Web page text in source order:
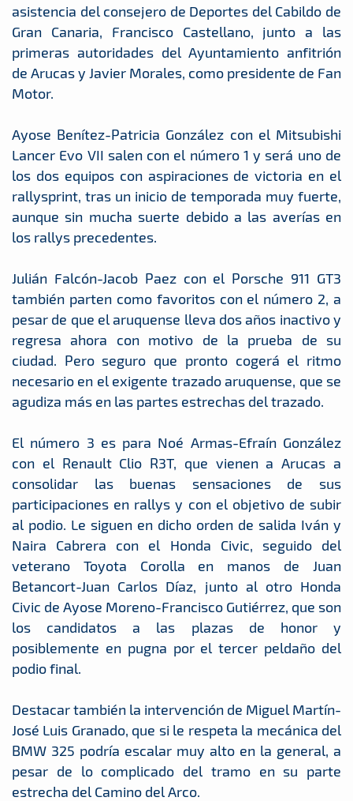
asistencia del consejero de Deportes del Cabildo de
Gran Canaria, Francisco Castellano, junto a las
primeras autoridades del Ayuntamiento anfitrión
de Arucas y Javier Morales, como presidente de Fan
Motor.
Ayose Benítez-Patricia González con el Mitsubishi
Lancer Evo VII salen con el número 1 y será uno de
los dos equipos con aspiraciones de victoria en el
rallysprint, tras un inicio de temporada muy fuerte,
aunque sin mucha suerte debido a las averías en
los rallys precedentes.
Julián Falcón-Jacob Paez con el Porsche 911 GT3
también parten como favoritos con el número 2, a
pesar de que el aruquense lleva dos años inactivo y
regresa ahora con motivo de la prueba de su
ciudad. Pero seguro que pronto cogerá el ritmo
necesario en el exigente trazado aruquense, que se
agudiza más en las partes estrechas del trazado.
El número 3 es para Noé Armas-Efraín González
con el Renault Clio R3T, que vienen a Arucas a
consolidar las buenas sensaciones de sus
participaciones en rallys y con el objetivo de subir
al podio. Le siguen en dicho orden de salida Iván y
Naira Cabrera con el Honda Civic, seguido del
veterano Toyota Corolla en manos de Juan
Betancort-Juan Carlos Díaz, junto al otro Honda
Civic de Ayose Moreno-Francisco Gutiérrez, que son
los candidatos a las plazas de honor y
posiblemente en pugna por el tercer peldaño del
podio final.
Destacar también la intervención de Miguel Martín-
José Luis Granado, que si le respeta la mecánica del
BMW 325 podría escalar muy alto en la general, a
pesar de lo complicado del tramo en su parte
estrecha del Camino del Arco.